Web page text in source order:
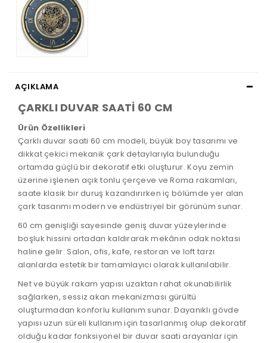
AÇIKLAMA
ÇARKLI DUVAR SAATİ 60 CM
Ürün Özellikleri
Çarklı duvar saati 60 cm modeli, büyük boy tasarımı ve
dikkat çekici mekanik çark detaylarıyla bulunduğu
ortamda güçlü bir dekoratif etki oluşturur. Koyu zemin
üzerine işlenen açık tonlu çerçeve ve Roma rakamları,
saate klasik bir duruş kazandırırken iç bölümde yer alan
çark tasarımı modern ve endüstriyel bir görünüm sunar.
60 cm genişliği sayesinde geniş duvar yüzeylerinde
boşluk hissini ortadan kaldırarak mekânın odak noktası
haline gelir. Salon, ofis, kafe, restoran ve loft tarzı
alanlarda estetik bir tamamlayıcı olarak kullanılabilir.
Net ve büyük rakam yapısı uzaktan rahat okunabilirlik
sağlarken, sessiz akan mekanizması gürültü
oluşturmadan konforlu kullanım sunar. Dayanıklı gövde
yapısı uzun süreli kullanım için tasarlanmış olup dekoratif
olduğu kadar fonksiyonel bir duvar saati arayanlar için